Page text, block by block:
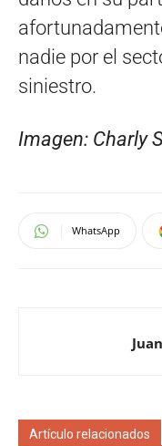
nadie por el
siniestro.
Imagen: Charly
WhatsApp
Artículo relacionados